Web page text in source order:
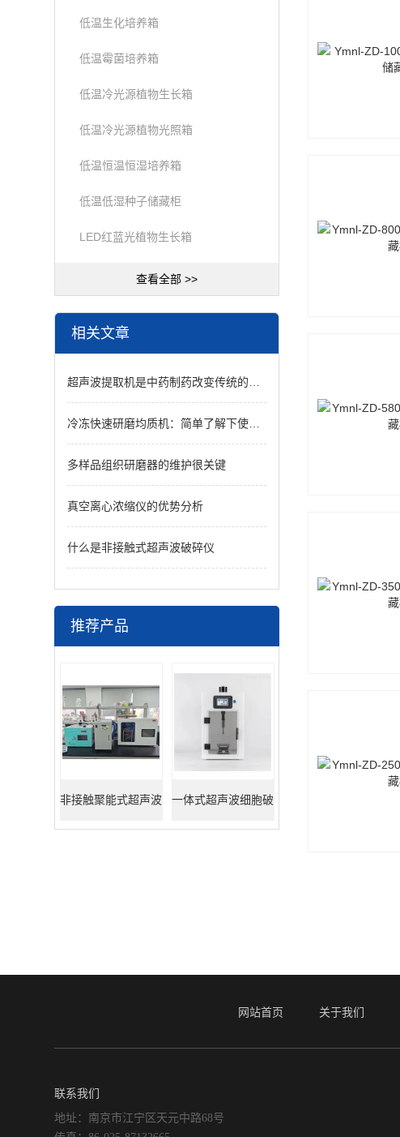
低温生化培养箱
低温霉菌培养箱
低温冷光源植物生长箱
低温冷光源植物光照箱
低温恒温恒湿培养箱
低温低湿种子储藏柜
LED红蓝光植物生长箱
查看全部 >>
相关文章
超声波提取机是中药制药改变传统的水煮醇沉萃取方法的新方法
冷冻快速研磨均质机：简单了解下使用步骤
多样品组织研磨器的维护很关键
真空离心浓缩仪的优势分析
什么是非接触式超声波破碎仪
推荐产品
非接触聚能式超声波 一体式超声波细胞破
网站首页 关于我们
联系我们
地址：南京市江宁区天元中路68号